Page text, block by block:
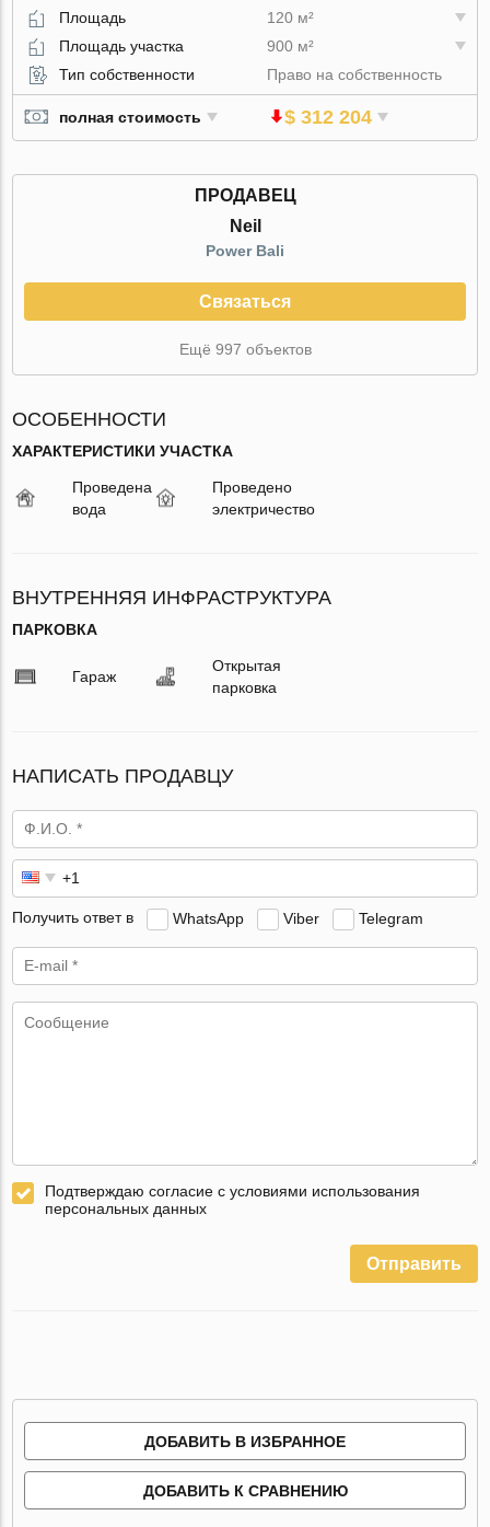
Площадь
120 м²
Площадь участка
900 м²
Тип собственности
Право на собственность
полная стоимость $ 312 204
ПРОДАВЕЦ
Neil
Power Bali
Связаться
Ещё 997 объектов
ОСОБЕННОСТИ
ХАРАКТЕРИСТИКИ УЧАСТКА
Проведена
вода
Проведено
электричество
ВНУТРЕННЯЯ ИНФРАСТРУКТУРА
ПАРКОВКА
Гараж
Открытая
парковка
НАПИСАТЬ ПРОДАВЦУ
Получить ответ в WhatsApp Viber Telegram
Подтверждаю согласие с условиями использования
персональных данных
Отправить
ДОБАВИТЬ В ИЗБРАННОЕ
ДОБАВИТЬ К СРАВНЕНИЮ